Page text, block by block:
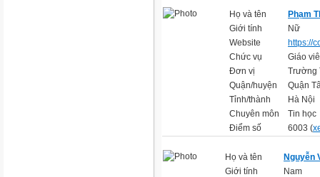
Họ và tên
Phạm
Giới tính
Nữ
Website
https://
Chức vụ
Giáo
Đơn vị
Trường
Quận/huyện
Quận
Tỉnh/thành
Hà Nội
Chuyên môn
Tin học
Điểm số
6003 (
Họ và tên
Nguyễn
Giới tính
Nam